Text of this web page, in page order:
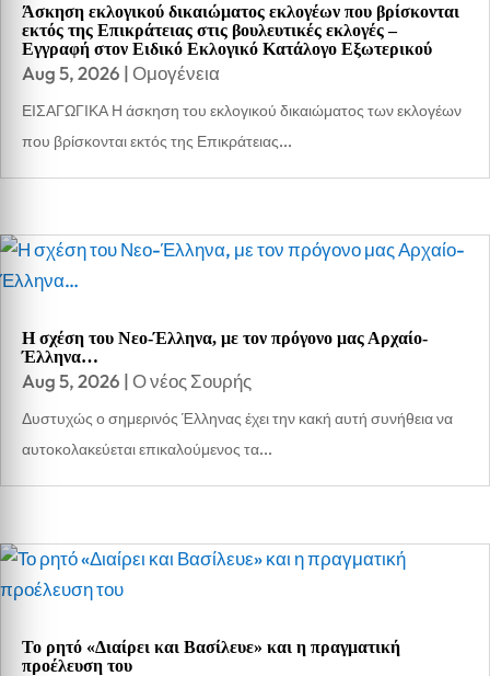
Άσκηση εκλογικού δικαιώματος εκλογέων που βρίσκονται
εκτός της Επικράτειας στις βουλευτικές εκλογές –
Εγγραφή στον Ειδικό Εκλογικό Κατάλογο Εξωτερικού
Aug 5, 2026 |Ομογένεια
ΕΙΣΑΓΩΓΙΚΑ Η άσκηση του εκλογικού δικαιώματος των εκλογέων
που βρίσκονται εκτός της Επικράτειας...
Η σχέση του Νεο-Έλληνα, με τον πρόγονο μας Αρχαίο-
Έλληνα…
Aug 5, 2026 |Ο νέος Σουρής
Δυστυχώς ο σημερινός Έλληνας έχει την κακή αυτή συνήθεια να
αυτοκολακεύεται επικαλούμενος τα...
Το ρητό «Διαίρει και Βασίλευε» και η πραγματική
προέλευση του